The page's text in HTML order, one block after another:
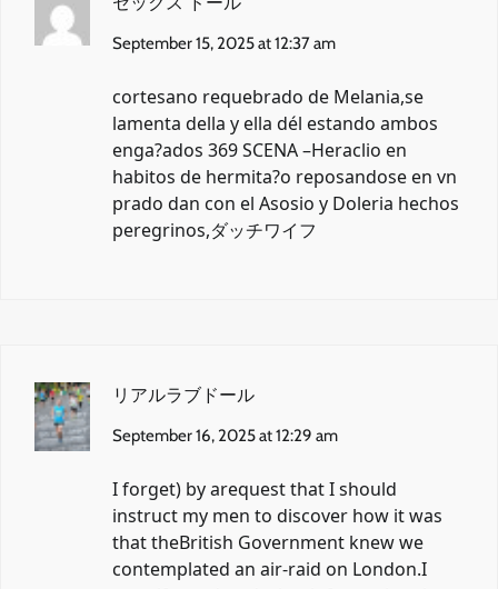
September 15, 2025 at 12:37 am
cortesano requebrado de Melania,se
lamenta della y ella dél estando ambos
enga?ados 369 SCENA –Heraclio en
habitos de hermita?o reposandose en vn
prado dan con el Asosio y Doleria hechos
peregrinos,ダッチワイフ
リアルラブドール
September 16, 2025 at 12:29 am
I forget) by arequest that I should
instruct my men to discover how it was
that theBritish Government knew we
contemplated an air-raid on London.I